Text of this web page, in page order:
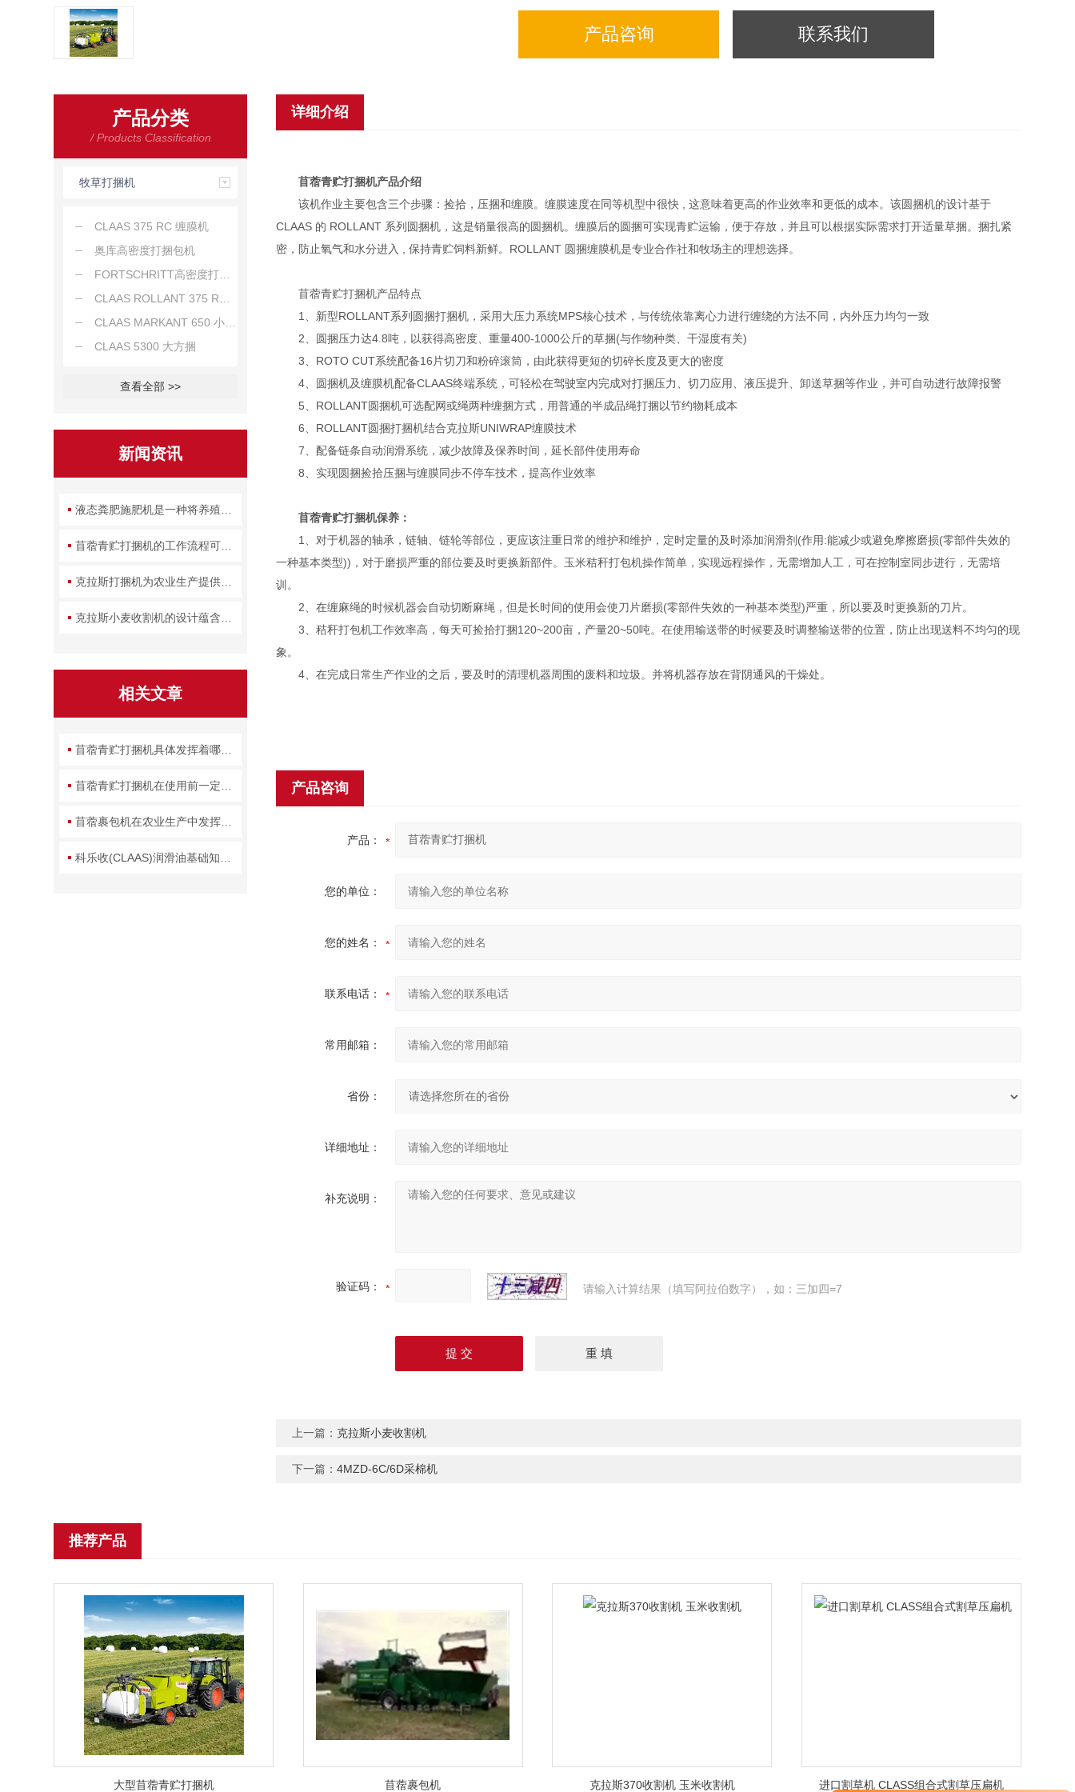
产品咨询 联系我们
详细介绍
苜蓿青贮打捆机产品介绍
该机作业主要包含三个步骤：捡拾，压捆和缠膜。缠膜速度在同等机型中很快 , 这意味着更高的作业效率和更低的成本。该圆捆机的设计基于
CLAAS 的 ROLLANT 系列圆捆机，这是销量很高的圆捆机。缠膜后的圆捆可实现青贮运输，便于存放，并且可以根据实际需求打开适量草捆。捆扎紧
密，防止氧气和水分进入 , 保持青贮饲料新鲜。ROLLANT 圆捆缠膜机是专业合作社和牧场主的理想选择。
苜蓿青贮打捆机产品特点
1、新型ROLLANT系列圆捆打捆机，采用大压力系统MPS核心技术，与传统依靠离心力进行缠绕的方法不同，内外压力均匀一致
2、圆捆压力达4.8吨，以获得高密度、重量400-1000公斤的草捆(与作物种类、干湿度有关)
3、ROTO CUT系统配备16片切刀和粉碎滚筒，由此获得更短的切碎长度及更大的密度
4、圆捆机及缠膜机配备CLAAS终端系统，可轻松在驾驶室内完成对打捆压力、切刀应用、液压提升、卸送草捆等作业，并可自动进行故障报警
5、ROLLANT圆捆机可选配网或绳两种缠捆方式，用普通的半成品绳打捆以节约物耗成本
6、ROLLANT圆捆打捆机结合克拉斯UNIWRAP缠膜技术
7、配备链条自动润滑系统，减少故障及保养时间，延长部件使用寿命
8、实现圆捆捡拾压捆与缠膜同步不停车技术，提高作业效率
苜蓿青贮打捆机保养：
1、对于机器的轴承，链轴、链轮等部位，更应该注重日常的维护和维护，定时定量的及时添加润滑剂(作用:能减少或避免摩擦磨损(零部件失效的
一种基本类型))，对于磨损严重的部位要及时更换新部件。玉米秸秆打包机操作简单，实现远程操作，无需增加人工，可在控制室同步进行，无需培
训。
2、在缠麻绳的时候机器会自动切断麻绳，但是长时间的使用会使刀片磨损(零部件失效的一种基本类型)严重，所以要及时更换新的刀片。
3、秸秆打包机工作效率高，每天可捡拾打捆120~200亩，产量20~50吨。在使用输送带的时候要及时调整输送带的位置，防止出现送料不均匀的现
象。
4、在完成日常生产作业的之后，要及时的清理机器周围的废料和垃圾。并将机器存放在背阴通风的干燥处。
产品咨询
产品：
您的单位：
您的姓名：
联系电话：
常用邮箱：
省份：
详细地址：
补充说明：
验证码： 请输入计算结果（填写阿拉伯数字），如：三加四=7
上一篇： 克拉斯小麦收割机
下一篇：4MZD-6C/6D采棉机
产品分类
/ Products Classification
牧草打捆机
CLAAS 375 RC 缠膜机
奥库高密度打捆包机
FORTSCHRITT高密度打捆机 K464
CLAAS ROLLANT 375 RC 圆捆
CLAAS MARKANT 650 小方捆
CLAAS 5300 大方捆
查看全部 >>
新闻资讯
相关文章
推荐产品
大型苜蓿青贮打捆机 苜蓿裹包机 克拉斯370收割机 玉米收割机 进口割草机 CLASS组合式割草压扁机